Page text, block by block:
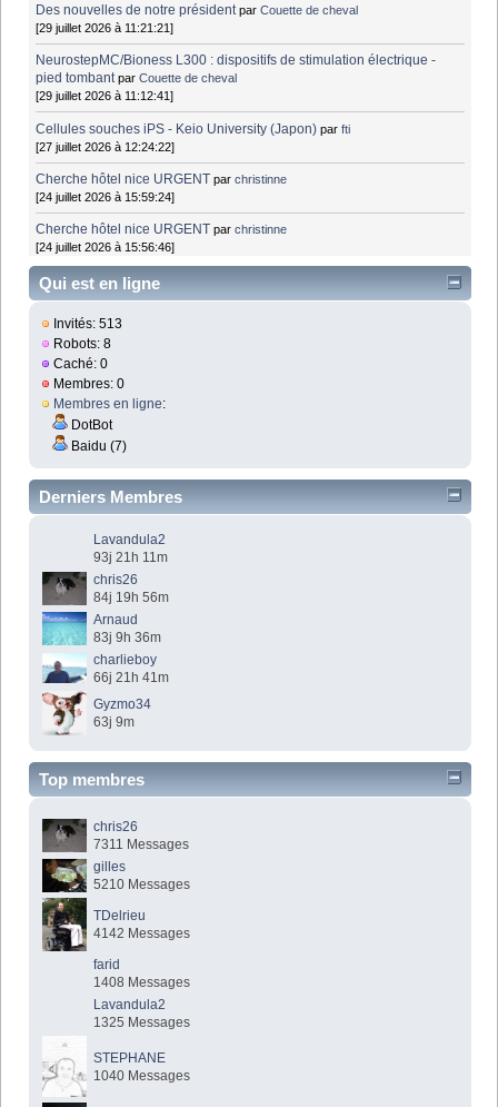
Des nouvelles de notre président parCouette de cheval
[29 juillet 2026 à 11:21:21]
NeurostepMC/Bioness L300 : dispositifs de stimulation électrique -
pied tombant parCouette de cheval
[29 juillet 2026 à 11:12:41]
Cellules souches iPS - Keio University (Japon) parfti
[27 juillet 2026 à 12:24:22]
Cherche hôtel nice URGENT parchristinne
[24 juillet 2026 à 15:59:24]
Cherche hôtel nice URGENT parchristinne
[24 juillet 2026 à 15:56:46]
Qui est en ligne
Invités: 513
Robots: 8
Caché: 0
Membres: 0
Membres en ligne:
DotBot
Baidu (7)
Derniers Membres
Lavandula2
93j 21h 11m
chris26
84j 19h 56m
Arnaud
83j 9h 36m
charlieboy
66j 21h 41m
Gyzmo34
63j 9m
Top membres
chris26
7311 Messages
gilles
5210 Messages
TDelrieu
4142 Messages
farid
1408 Messages
Lavandula2
1325 Messages
STEPHANE
1040 Messages